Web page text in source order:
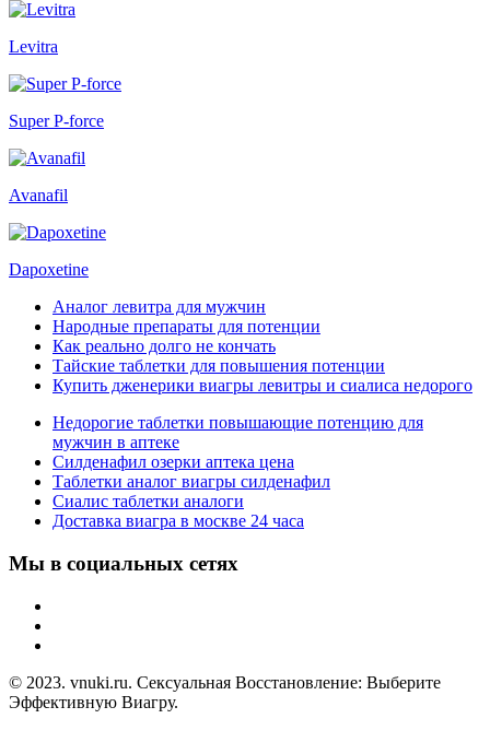
Levitra
Super P-force
Avanafil
Dapoxetine
Аналог левитра для мужчин
Народные препараты для потенции
Как реально долго не кончать
Тайские таблетки для повышения потенции
Купить дженерики виагры левитры и сиалиса недорого
Недорогие таблетки повышающие потенцию для
мужчин в аптеке
Силденафил озерки аптека цена
Таблетки аналог виагры силденафил
Сиалис таблетки аналоги
Доставка виагра в москве 24 часа
Мы в социальных сетях
© 2023. vnuki.ru. Сексуальная Восстановление: Выберите
Эффективную Виагру.